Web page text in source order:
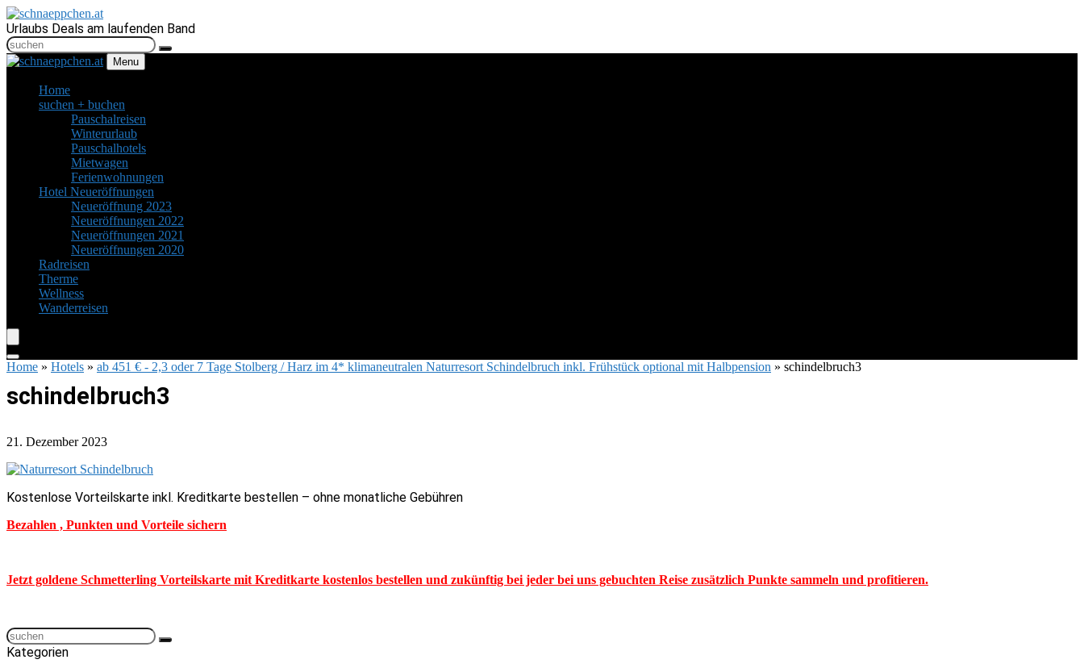
Urlaubs Deals am laufenden Band
Menu
Home
suchen + buchen
Pauschalreisen
Winterurlaub
Pauschalhotels
Mietwagen
Ferienwohnungen
Hotel Neueröffnungen
Neueröffnung 2023
Neueröffnungen 2022
Neueröffnungen 2021
Neueröffnungen 2020
Radreisen
Therme
Wellness
Wanderreisen
Home » Hotels » ab 451 € - 2,3 oder 7 Tage Stolberg / Harz im 4* klimaneutralen Naturresort Schindelbruch inkl. Frühstück optional mit Halbpension » schindelbruch3
schindelbruch3
21. Dezember 2023
Kostenlose Vorteilskarte inkl. Kreditkarte bestellen – ohne monatliche Gebühren
Bezahlen , Punkten und Vorteile sichern
Jetzt goldene Schmetterling Vorteilskarte mit Kreditkarte kostenlos bestellen und zukünftig bei jeder bei uns gebuchten Reise zusätzlich Punkte sammeln und profitieren.
Kategorien